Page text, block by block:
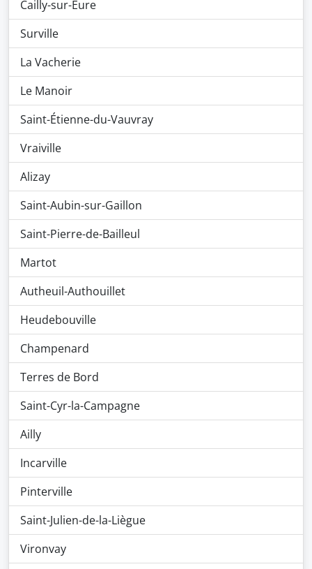
Cailly-sur-Eure
Surville
La Vacherie
Le Manoir
Saint-Étienne-du-Vauvray
Vraiville
Alizay
Saint-Aubin-sur-Gaillon
Saint-Pierre-de-Bailleul
Martot
Autheuil-Authouillet
Heudebouville
Champenard
Terres de Bord
Saint-Cyr-la-Campagne
Ailly
Incarville
Pinterville
Saint-Julien-de-la-Liègue
Vironvay